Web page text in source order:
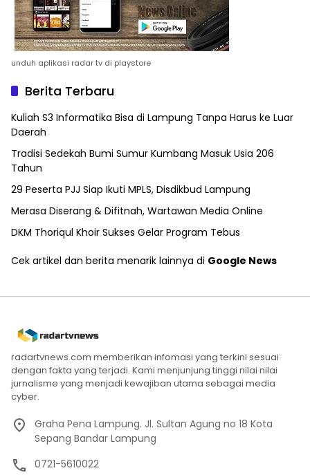
unduh aplikasi radar tv di playstore
Berita Terbaru
Kuliah S3 Informatika Bisa di Lampung Tanpa Harus ke Luar
Daerah
Tradisi Sedekah Bumi Sumur Kumbang Masuk Usia 206
Tahun
29 Peserta PJJ Siap Ikuti MPLS, Disdikbud Lampung
Merasa Diserang & Difitnah, Wartawan Media Online
DKM Thoriqul Khoir Sukses Gelar Program Tebus
Cek artikel dan berita menarik lainnya di Google News
radartvnews.com memberikan infomasi yang terkini sesuai
dengan fakta yang terjadi. Kami menjunjung tinggi nilai nilai
jurnalisme yang menjadi kewajiban utama sebagai media
cyber.
Graha Pena Lampung. Jl. Sultan Agung no 18 Kota
Sepang Bandar Lampung
0721-5610022